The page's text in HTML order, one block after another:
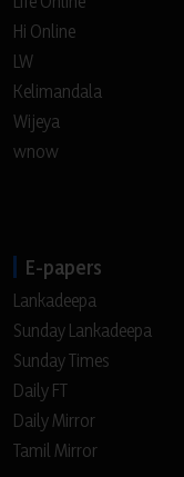
Hi Online
LW
Kelimandala
Wijeya
wnow
E-papers
Lankadeepa
Sunday Lankadeepa
Sunday Times
Daily FT
Daily Mirror
Tamil Mirror